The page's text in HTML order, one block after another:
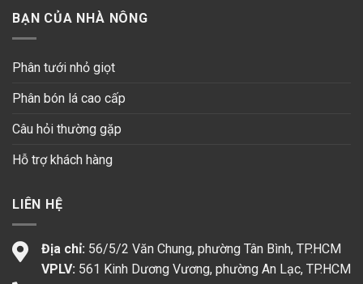
BẠN CỦA NHÀ NÔNG
Phân tưới nhỏ giọt
Phân bón lá cao cấp
Câu hỏi thường gặp
Hỗ trợ khách hàng
LIÊN HỆ
Địa chỉ: 56/5/2 Văn Chung, phường Tân Bình, TP.HCM
VPLV: 561 Kinh Dương Vương, phường An Lạc, TP.HCM